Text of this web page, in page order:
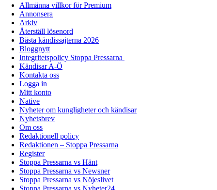
Allmänna villkor för Premium
Annonsera
Arkiv
Återställ lösenord
Bästa kändissajterna 2026
Bloggnytt
Integritetspolicy Stoppa Pressarna
Kändisar A-Ö
Kontakta oss
Logga in
Mitt konto
Native
Nyheter om kungligheter och kändisar
Nyhetsbrev
Om oss
Redaktionell policy
Redaktionen – Stoppa Pressarna
Register
Stoppa Pressarna vs Hänt
Stoppa Pressarna vs Newsner
Stoppa Pressarna vs Nöjeslivet
Stoppa Pressarna vs Nyheter24